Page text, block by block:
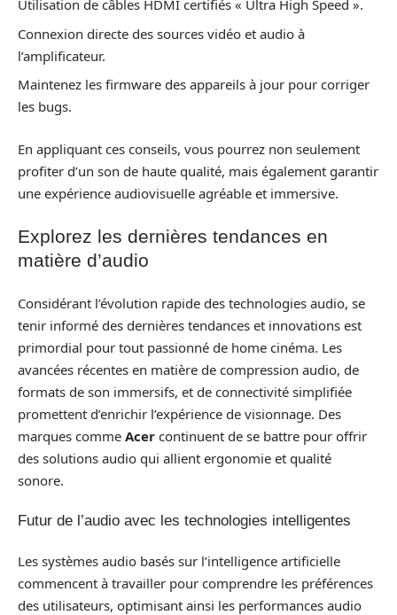
Utilisation de câbles HDMI certifiés « Ultra High Speed ».
Connexion directe des sources vidéo et audio à
l’amplificateur.
Maintenez les firmware des appareils à jour pour corriger
les bugs.
En appliquant ces conseils, vous pourrez non seulement
profiter d’un son de haute qualité, mais également garantir
une expérience audiovisuelle agréable et immersive.
Explorez les dernières tendances en
matière d’audio
Considérant l’évolution rapide des technologies audio, se
tenir informé des dernières tendances et innovations est
primordial pour tout passionné de home cinéma. Les
avancées récentes en matière de compression audio, de
formats de son immersifs, et de connectivité simplifiée
promettent d’enrichir l’expérience de visionnage. Des
marques comme Acer continuent de se battre pour offrir
des solutions audio qui allient ergonomie et qualité
sonore.
Futur de l’audio avec les technologies intelligentes
Les systèmes audio basés sur l’intelligence artificielle
commencent à travailler pour comprendre les préférences
des utilisateurs, optimisant ainsi les performances audio